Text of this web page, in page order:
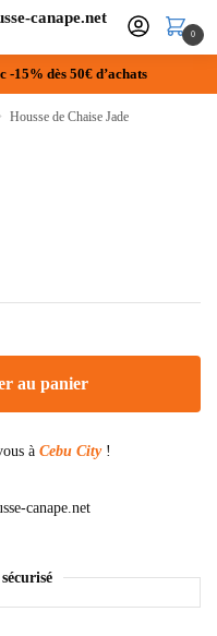
0
-15% dès 50€ d’achats
Housse de Chaise Jade
au panier
à Cebu City !